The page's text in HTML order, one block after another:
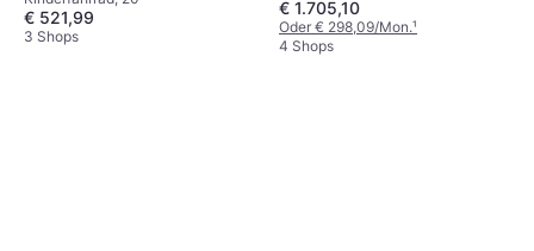
€ 521,99
3 Shops
€ 1.705,10
Oder € 298,09/Mon.¹
4 Shops